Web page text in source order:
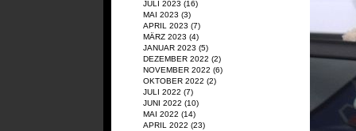
JULI 2023 (16)
MAI 2023 (3)
APRIL 2023 (7)
MÄRZ 2023 (4)
JANUAR 2023 (5)
DEZEMBER 2022 (2)
NOVEMBER 2022 (6)
OKTOBER 2022 (2)
JULI 2022 (7)
JUNI 2022 (10)
MAI 2022 (14)
APRIL 2022 (23)